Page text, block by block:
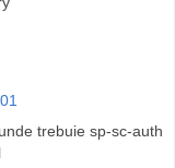
trebuie sp-sc-auth